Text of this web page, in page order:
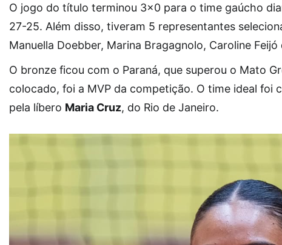
O jogo do título terminou 3×0 para o time gaúcho
27-25. Além disso, tiveram 5 representantes
Manuella Doebber, Marina Bragagnolo, Caroline
O bronze ficou com o Paraná, que superou o Mato
colocado, foi a MVP da competição. O time ideal foi
pela líbero Maria Cruz, do Rio de Janeiro.